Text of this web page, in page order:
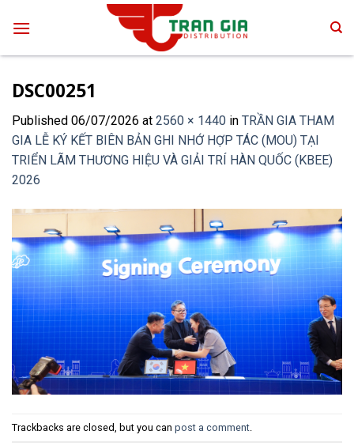
DSC00251
Published 06/07/2026 at 2560 × 1440 in TRẦN GIA THAM
GIA LỄ KÝ KẾT BIÊN BẢN GHI NHỚ HỢP TÁC (MOU) TẠI
TRIỂN LÃM THƯƠNG HIỆU VÀ GIẢI TRÍ HÀN QUỐC (KBEE)
2026
Trackbacks are closed, but you can post a comment